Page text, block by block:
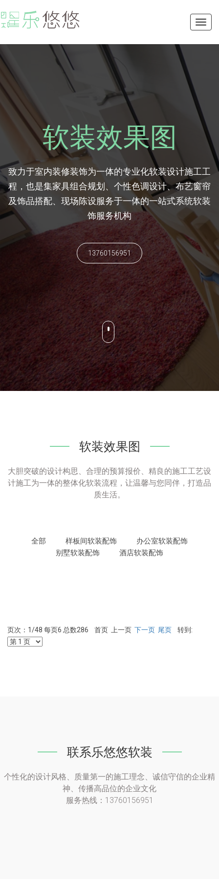
软装效果图
致力于室内装修装饰为一体的专业化软装设计施工工
程，也是集家具组合规划、个性色调设计、布艺窗帘
及饰品搭配、现场陈设服务于一体的一站式系统软装
饰服务机构
13760156951
软装效果图
大胆突破的设计构思、合理的预算报价、精良的施工工艺设
计施工为一体的整体化软装流程，让温馨与您同伴，打造品
质生活。
全部 样板间软装配饰
办公室软装配饰
别墅软装配饰
酒店软装配饰
页次：1/48 每页6 总数286 首页 上一页 下一页 尾页 转到:
联系乐悠悠软装
个性化的设计风格、质量第一的施工理念、诚信守信的企业精
神、传播高品位的企业文化
服务热线：13760156951